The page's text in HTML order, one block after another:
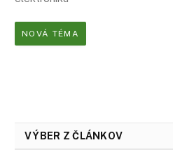
NOVÁ TÉMA
VÝBER Z ČLÁNKOV